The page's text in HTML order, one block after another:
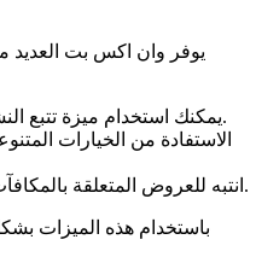
يوفر وان اكس بت العديد
يمكنك استخدام ميزة تتبع النشاطات لتحسين روتينك اليومي.
الاستفادة من الخيارات
انتبه للعروض المتعلقة بالمكافآت لتحصل على أفضل الصفقات.
باستخدام هذه الميزات